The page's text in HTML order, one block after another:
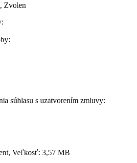
Zvolen
súhlasu s uzatvorením zmluvy:
Veľkosť: 3,57 MB